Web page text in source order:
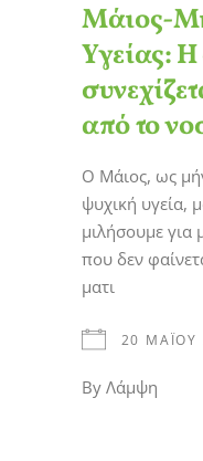
Μάιος-
Υγείας:
από το
Ο Μάιος, ως
ψυχική υγεία,
μιλήσουμε για
που δεν
ματι
20 ΜΑΪ́ΟΥ
By Λάμψη